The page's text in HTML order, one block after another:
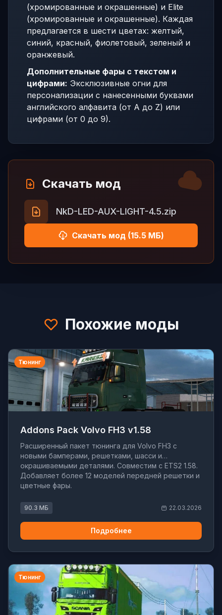
(хромированные и окрашенные) и Elite
(хромированные и окрашенные). Каждая
предлагается в шести цветах: желтый,
синий, красный, фиолетовый, зеленый и
оранжевый.
Дополнительные фары с текстом и
цифрами: Эксклюзивные огни для
персонализации с нанесенными буквами
английского алфавита (от A до Z) или
цифрами (от 0 до 9).
Скачать мод
NkD-LED-AUX-LIGHT-4.5.zip
Скачать мод (15.5 МБ)
Похожие моды
Тюнинг
Addons Pack Volvo FH3 v1.58
Расширенный пакет тюнинга для Volvo FH3 с
новыми бамперами, решетками, шасси и
окрашиваемыми деталями. Совместим с ETS2 1.58.
Добавляет более 12 моделей передней решетки и
цветные фары.
90.3 МБ 22.03.2026
Подробнее
Тюнинг